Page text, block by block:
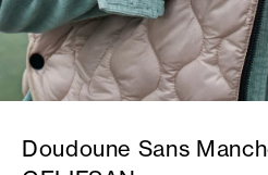
Doudoune Sans